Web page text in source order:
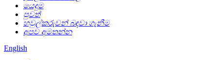
යෙදුම
පුවත්
හවුල්කරුවන් බඳවා ගැනීම
අපව අමතන්න
English